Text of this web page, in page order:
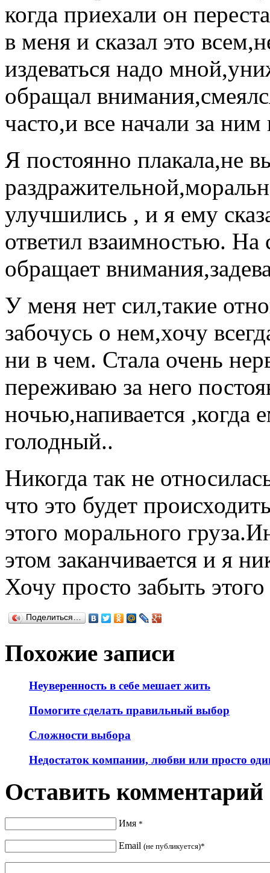
когда приехали он
в меня и сказал это
издеваться надо
обращал
часто,и все начали за ним
Я постоянно плакала,не
улучшились , и я ему
ответил взаимностью.
обращает
У меня нет сил,такие
забочусь о нем,хочу
ни в чем. Стала очень
переживаю за него
ночью,напивается ,когда
голодный..
Никогда так не
что это будет
этого морального
этом заканчивается и я
Хочу просто забыть этого
Поделиться…
Похожие записи
Неуверенность в себе мешает жить
Помогите сделать правильный выбор
Сложности выбора
Недостаток компании, любви или просто
Оставить комментарий
Имя *
Email (не публикуется)*